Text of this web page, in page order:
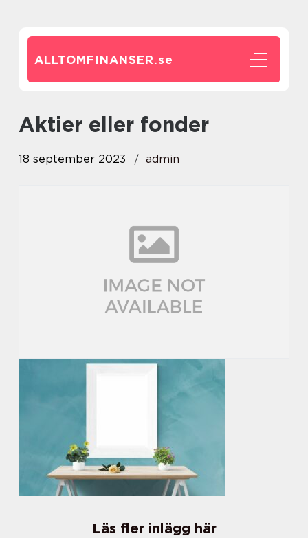
ALLTOMFINANSER.se
aktier eller fonder
18 september 2023 admin
Läs fler inlägg här